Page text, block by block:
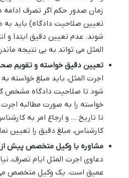
زمان صدور حکم اگر تصرف ادامه
تعیین صلاحیت دادگاه) باید به
شوند. عدم تعیین دقیق ابتدا و
المثل می تواند به بی نتیجه
تعیین دقیق خواسته و تقویم
اجرت المثل، باید مبلغ خواسته
شود تا صلاحیت دادگاه مشخص
خواسته را به صورت مطالبه اجرت
تا تاریخ … و ارجاع امر به
کارشناس، مبلغ دقیق را تعیین
مشاوره با وکیل متخصص پیش از
دعاوی اجرت المثل ایام تصرف،
عمیق است. یک وکیل متخصص می